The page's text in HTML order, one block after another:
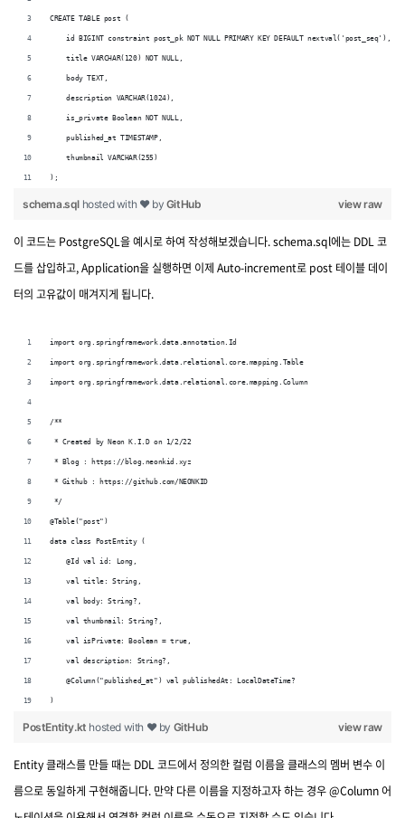
CREATE TABLE post (
    id BIGINT constraint post_pk NOT NULL PRIMARY KEY DEFAULT nextval('post_seq'),
    title VARCHAR(120) NOT NULL,
    body TEXT,
    description VARCHAR(1024),
    is_private Boolean NOT NULL,
    published_at TIMESTAMP,
    thumbnail VARCHAR(255)
);
view raw
schema.sql hosted with ❤ by GitHub
이 코드는 PostgreSQL을 예시로 하여 작성해보겠습니다. schema.sql에는 DDL 코
드를 삽입하고, Application을 실행하면 이제 Auto-increment로 post 테이블 데이
터의 고유값이 매겨지게 됩니다.
import org.springframework.data.annotation.Id
import org.springframework.data.relational.core.mapping.Table
import org.springframework.data.relational.core.mapping.Column
/**
* Created by Neon K.I.D on 1/2/22
* Blog : https://blog.neonkid.xyz
* Github : https://github.com/NEONKID
*/
@Table("post")
data class PostEntity (
    @Id val id: Long,
    val title: String,
    val body: String?,
    val thumbnail: String?,
    val isPrivate: Boolean = true,
    val description: String?,
    @Column("published_at") val publishedAt: LocalDateTime?
)
view raw
PostEntity.kt hosted with ❤ by GitHub
Entity 클래스를 만들 때는 DDL 코드에서 정의한 컬럼 이름을 클래스의 멤버 변수 이
름으로 동일하게 구현해줍니다. 만약 다른 이름을 지정하고자 하는 경우 @Column 어